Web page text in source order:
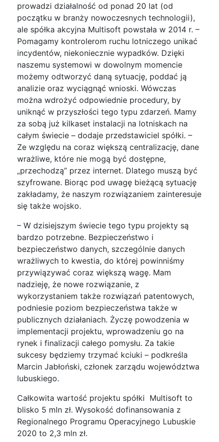
prowadzi działalność od ponad 20 lat (od
początku w branży nowoczesnych technologii),
ale spółka akcyjna Multisoft powstała w 2014 r. –
Pomagamy kontrolerom ruchu lotniczego unikać
incydentów, niekoniecznie wypadków. Dzięki
naszemu systemowi w dowolnym momencie
możemy odtworzyć daną sytuację, poddać ją
analizie oraz wyciągnąć wnioski. Wówczas
można wdrożyć odpowiednie procedury, by
uniknąć w przyszłości tego typu zdarzeń. Mamy
za sobą już kilkaset instalacji na lotniskach na
całym świecie – dodaje przedstawiciel spółki. –
Ze względu na coraz większą centralizację, dane
wrażliwe, które nie mogą być dostępne,
„przechodzą” przez internet. Dlatego muszą być
szyfrowane. Biorąc pod uwagę bieżącą sytuację
zakładamy, że naszym rozwiązaniem zainteresuje
się także wojsko.
– W dzisiejszym świecie tego typu projekty są
bardzo potrzebne. Bezpieczeństwo i
bezpieczeństwo danych, szczególnie danych
wrażliwych to kwestia, do której powinniśmy
przywiązywać coraz większą wagę. Mam
nadzieję, że nowe rozwiązanie, z
wykorzystaniem także rozwiązań patentowych,
podniesie poziom bezpieczeństwa także w
publicznych działaniach. Życzę powodzenia w
implementacji projektu, wprowadzeniu go na
rynek i finalizacji całego pomysłu. Za takie
sukcesy będziemy trzymać kciuki – podkreśla
Marcin Jabłoński, członek zarządu województwa
lubuskiego.
Całkowita wartość projektu spółki Multisoft to
blisko 5 mln zł. Wysokość dofinansowania z
Regionalnego Programu Operacyjnego Lubuskie
2020 to 2,3 mln zł.